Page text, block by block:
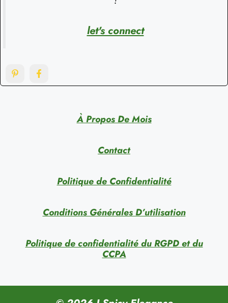
let's connect
À Propos De Mois
Contact
Politique de Confidentialité
Conditions Générales D’utilisation
Politique de confidentialité du RGPD et du
CCPA